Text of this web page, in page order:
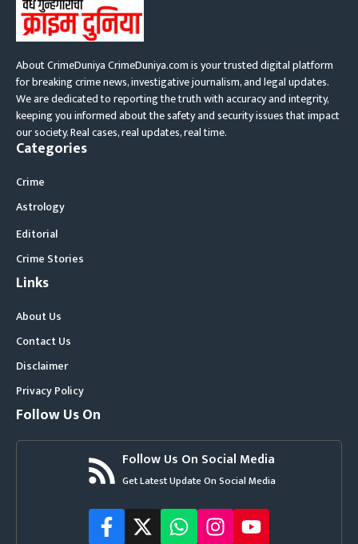
About CrimeDuniya CrimeDuniya.com is your trusted digital platform
for breaking crime news, investigative journalism, and legal updates.
We are dedicated to reporting the truth with accuracy and integrity,
keeping you informed about the safety and security issues that impact
our society. Real cases, real updates, real time.
Categories
Crime
Astrology
Editorial
Crime Stories
Links
About Us
Contact Us
Disclaimer
Privacy Policy
Follow Us On
Follow Us On Social Media
Get Latest Update On Social Media